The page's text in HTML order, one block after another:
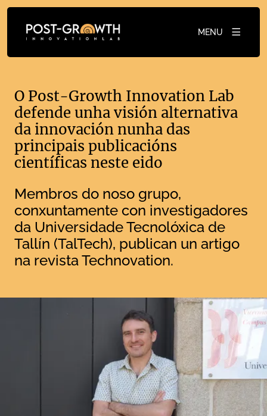
MENU
O Post-Growth Innovation Lab
defende unha visión alternativa
da innovación nunha das
principais publicacións
científicas neste eido
Membros do noso grupo,
conxuntamente con investigadores
da Universidade Tecnolóxica de
Tallín (TalTech), publican un artigo
na revista Technovation.